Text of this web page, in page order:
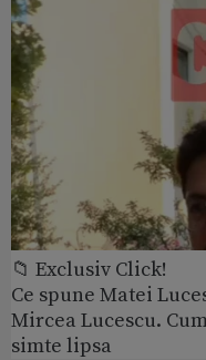
📁 Exclusiv Click!
Ce spune Matei
Mircea Lucescu.
simte lipsa